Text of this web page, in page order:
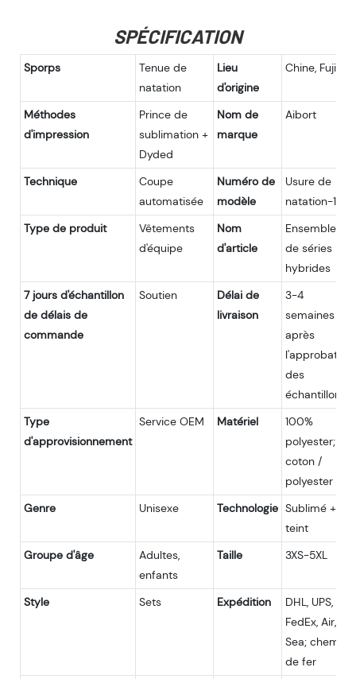
SPÉCIFICATION
Sporps
Tenue de
natation
Lieu
d'origine
Chine, Fujian
Méthodes
d'impression
Prince de
sublimation +
Dyded
Nom de
marque
Aibort
Technique
Coupe
automatisée
Numéro de
modèle
Usure de
natation-1
Type de produit
Vêtements
d'équipe
Nom
d'article
Ensembles
de séries
hybrides
7 jours d'échantillon
de délais de
commande
Soutien
Délai de
livraison
3-4
semaines
après
l'approbation
des
échantillons
Type
d'approvisionnement
Service OEM Matériel
100%
polyester;
coton /
polyester
Genre
Unisexe Technologie Sublimé +
teint
Groupe d'âge
Adultes,
enfants
Taille 3XS-5XL
Style Sets Expédition
DHL, UPS,
FedEx, Air,
Sea; chemin
de fer